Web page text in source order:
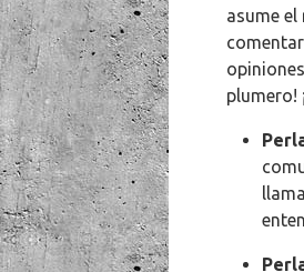
asume el
plumero!